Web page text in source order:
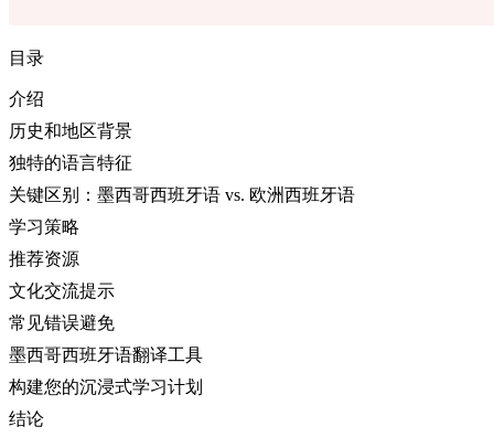
目录
介绍
历史和地区背景
独特的语言特征
关键区别：墨西哥西班牙语 vs. 欧洲西班牙语
学习策略
推荐资源
文化交流提示
常见错误避免
墨西哥西班牙语翻译工具
构建您的沉浸式学习计划
结论